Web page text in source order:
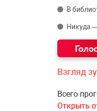
В
Никуда
Взгляд
Всего
Открыть